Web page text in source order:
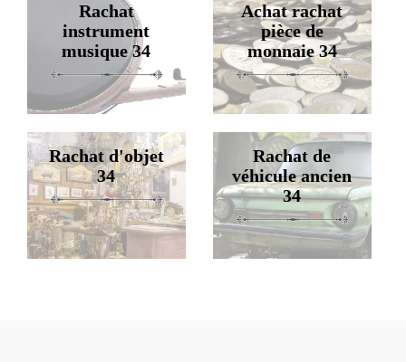
Rachat
instrument
musique 34
Achat rachat
pièce de
monnaie 34
Rachat d'objet
34
Rachat de
véhicule ancien
34